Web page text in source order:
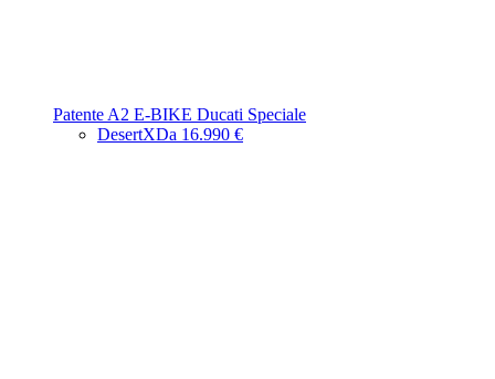
Patente A2 E-BIKE Ducati Speciale
DesertXDa 16.990 €